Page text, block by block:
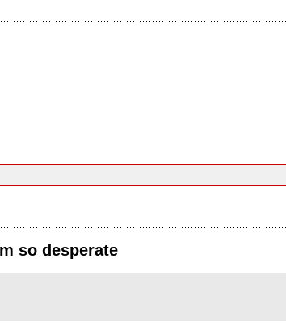
so desperate